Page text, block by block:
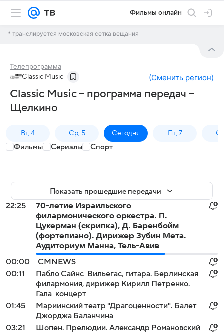
Фильмы онлайн
* транслируется московская сетка вещания
Телепрограмма
Classic Music (Сменить регион)
Classic Music – программа передач –
Щелкино
Вт, 4 Ср, 5 Сегодня Пт, 7
Фильмы Сериалы Спорт
Показать прошедшие передачи
22:25
70-летие Израильского
филармонического оркестра. П.
Цукерман (скрипка), Д. Баренбойм
(фортепиано). Дирижер Зубин Мета.
Аудиториум Манна, Тель-Авив
00:00
СМNEWS
00:11
Пабло Сайнс-Вильегас, гитара. Берлинская
филармония, дирижер Кирилл Петренко.
Гала-концерт
01:45
Мариинский театр "Драгоценности". Балет
Джорджа Баланчина
03:21
Шопен. Прелюдии. Александр Романовский